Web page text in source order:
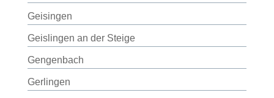
Geisingen
Geislingen an der Steige
Gengenbach
Gerlingen